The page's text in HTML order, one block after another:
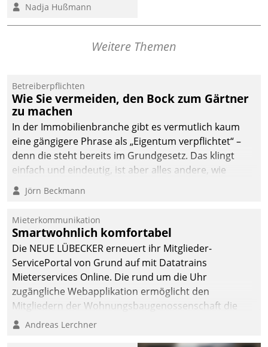
digitalen Cockpit, das
situationsbezogen
passende Fragen und
Dialogführung ermöglicht
dem externen
Serviceteam, Anrufe von
Mietenden zügiger und
effizienter zu bearbeiten.
Nadja Hußmann
Weitere Themen
Betreiberpflichten
Wie Sie vermeiden, den Bock zum Gärtner
zu machen
In der Immobilienbranche gibt es vermutlich kaum
eine gängigere Phrase als „Eigentum verpflichtet“ –
denn die steht bereits im Grundgesetz. Das klingt
einfach und eindeutig, ist aber alles andere, wie
Branchenbeschäftigte wissen. Denn mit der
Verantwortung folgen Verpflichtungen.
Jörn Beckmann
Mieterkommunikation
Smartwohnlich komfortabel
Die NEUE LÜBECKER erneuert ihr Mitglieder-
ServicePortal von Grund auf mit Datatrains
Mieterservices Online. Die rund um die Uhr
zugängliche Webapplikation ermöglicht den
Mitgliedern der Wohnungs­bau­genossenschaft die
Kontaktaufnahme per Smartphone, Tablet oder PC.
Andreas Lerchner